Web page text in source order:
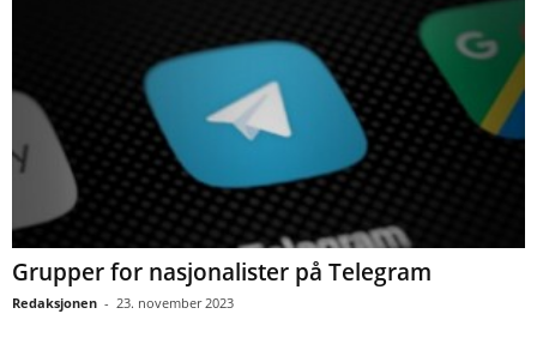
Grupper for nasjonalister på Telegram
Redaksjonen - 23. november 2023